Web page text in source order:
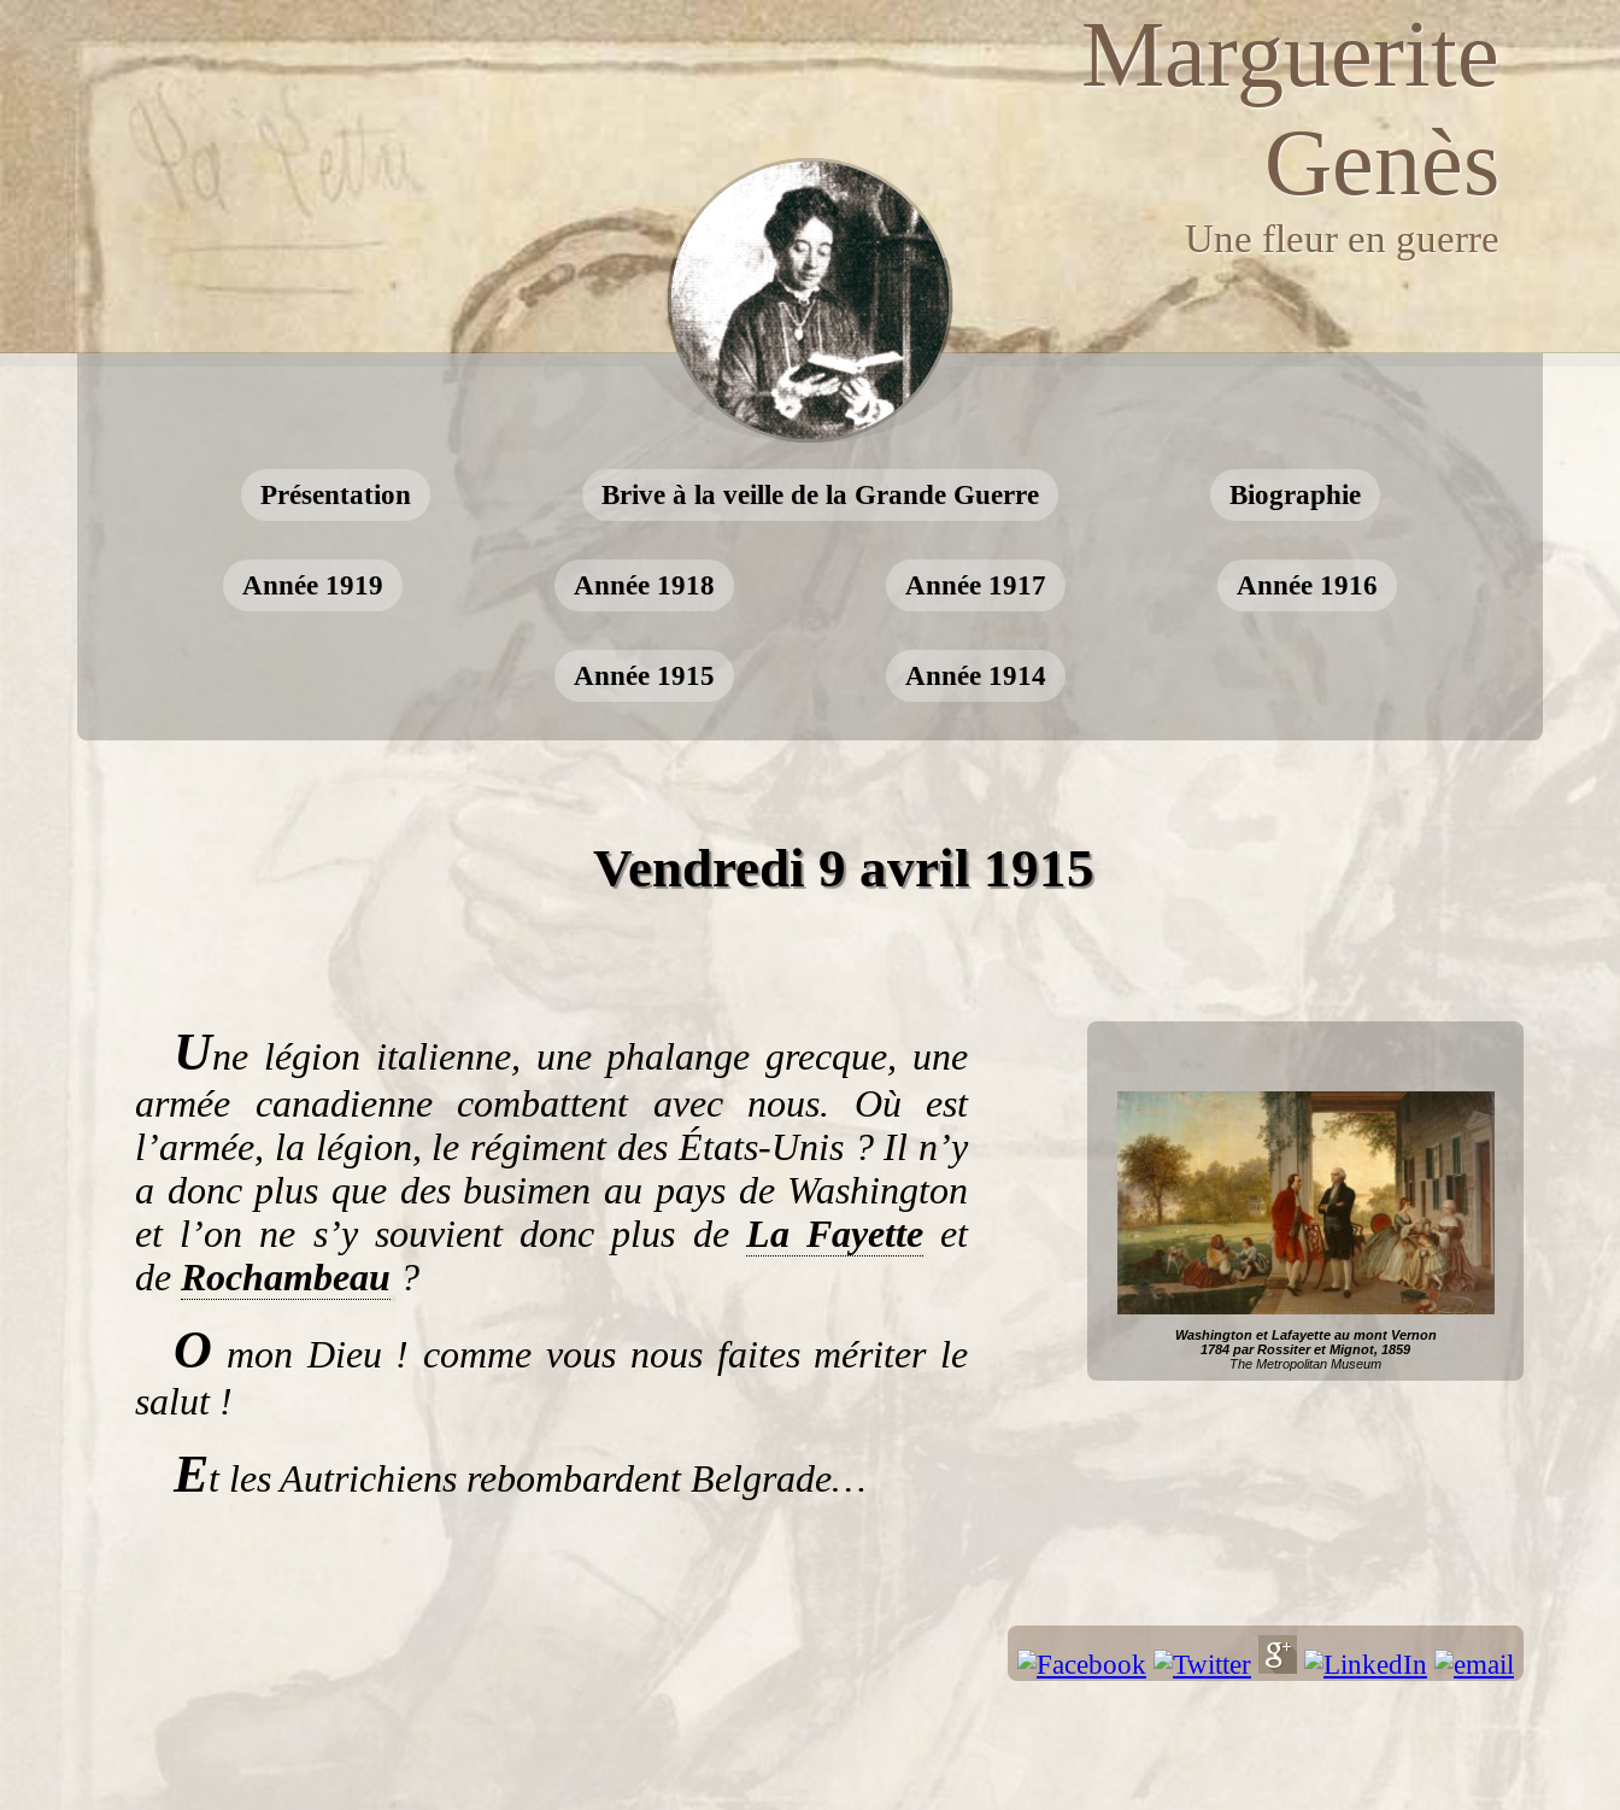
Marguerite
Genès
Une fleur en guerre
Présentation Brive à la veille de la Grande Guerre Biographie
Année 1919 Année 1918 Année 1917 Année 1916
Année 1915 Année 1914
Vendredi 9 avril 1915
Une légion italienne, une phalange grecque, une
armée canadienne combattent avec nous. Où est
l’armée, la légion, le régiment des États-Unis ? Il n’y
a donc plus que des busimen au pays de Washington
et l’on ne s’y souvient donc plus deLa Fayetteet
de Rochambeau ?
O mon Dieu ! comme vous nous faites mériter le
salut !
Et les Autrichiens rebombardent Belgrade…
Washington et Lafayette au mont Vernon
1784 par Rossiter et Mignot, 1859
The Metropolitan Museum